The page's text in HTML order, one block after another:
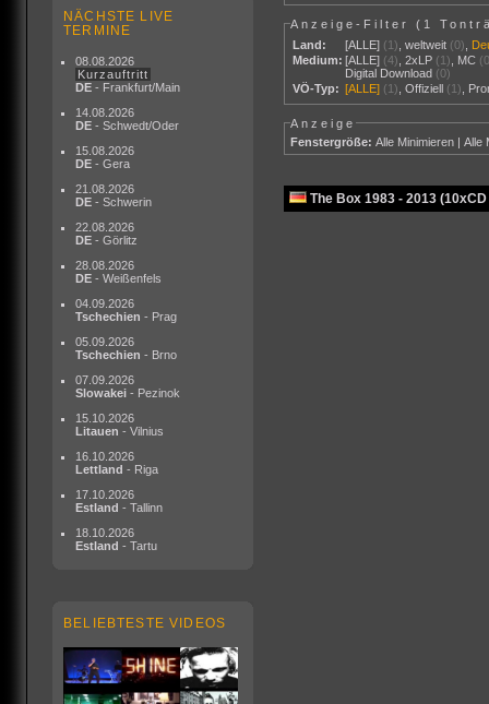
NÄCHSTE LIVE
TERMINE
08.08.2026
Kurzauftritt
DE - Frankfurt/Main
14.08.2026
DE - Schwedt/Oder
15.08.2026
DE - Gera
21.08.2026
DE - Schwerin
22.08.2026
DE - Görlitz
28.08.2026
DE - Weißenfels
04.09.2026
Tschechien - Prag
05.09.2026
Tschechien - Brno
07.09.2026
Slowakei - Pezinok
15.10.2026
Litauen - Vilnius
16.10.2026
Lettland - Riga
17.10.2026
Estland - Tallinn
18.10.2026
Estland - Tartu
BELIEBTESTE VIDEOS
Anzeige-Filter ( 1
Land:
[ALLE] (1) ,weltweit (0)
Medium: [ALLE] (4) ,2xLP (1) MC
Digital Download (0)
VÖ-Typ: [ALLE] (1) ,Offiziell (1)
Anzeige
Fenstergröße: Alle Minimieren |Alle
The Box 1983 - 2013